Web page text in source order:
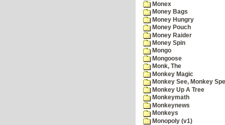
Monex
Money Bags
Money Hungry
Money Pouch
Money Raider
Money Spin
Mongo
Mongoose
Monk, The
Monkey Magic
Monkey See, Monkey
Monkey Up A Tree
Monkeymath
Monkeynews
Monkeys
Monopoly (v1)